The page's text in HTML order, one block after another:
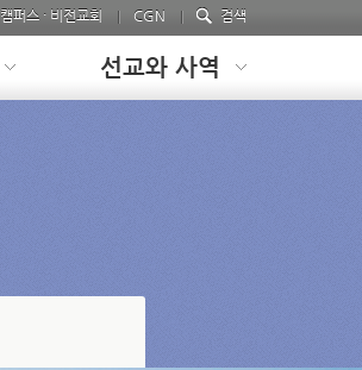
캠퍼스 · 비전교회 CGN 검색
선교와 사역